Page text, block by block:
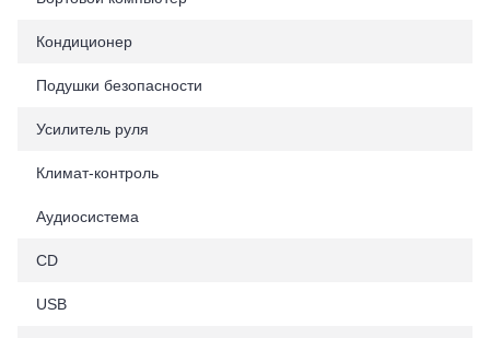
Кондиционер
Подушки безопасности
Усилитель руля
Климат-контроль
Аудиосистема
CD
USB